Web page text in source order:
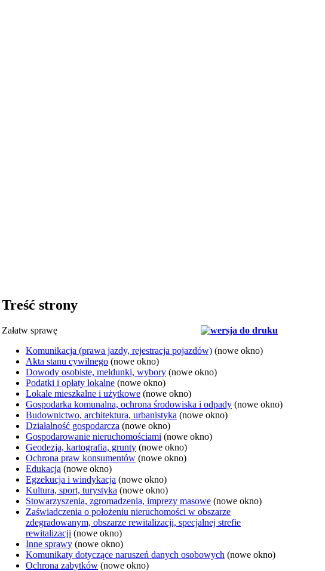
Treść strony
Załatw sprawę
Komunikacja (prawa jazdy, rejestracja pojazdów) (nowe okno)
Akta stanu cywilnego (nowe okno)
Dowody osobiste, meldunki, wybory (nowe okno)
Podatki i opłaty lokalne (nowe okno)
Lokale mieszkalne i użytkowe (nowe okno)
Gospodarka komunalna, ochrona środowiska i odpady (nowe okno)
Budownictwo, architektura, urbanistyka (nowe okno)
Działalność gospodarcza (nowe okno)
Gospodarowanie nieruchomościami (nowe okno)
Geodezja, kartografia, grunty (nowe okno)
Ochrona praw konsumentów (nowe okno)
Edukacja (nowe okno)
Egzekucja i windykacja (nowe okno)
Kultura, sport, turystyka (nowe okno)
Stowarzyszenia, zgromadzenia, imprezy masowe (nowe okno)
Zaświadczenia o położeniu nieruchomości w obszarze
zdegradowanym, obszarze rewitalizacji, specjalnej strefie
rewitalizacji (nowe okno)
Inne sprawy (nowe okno)
Komunikaty dotyczące naruszeń danych osobowych (nowe okno)
Ochrona zabytków (nowe okno)